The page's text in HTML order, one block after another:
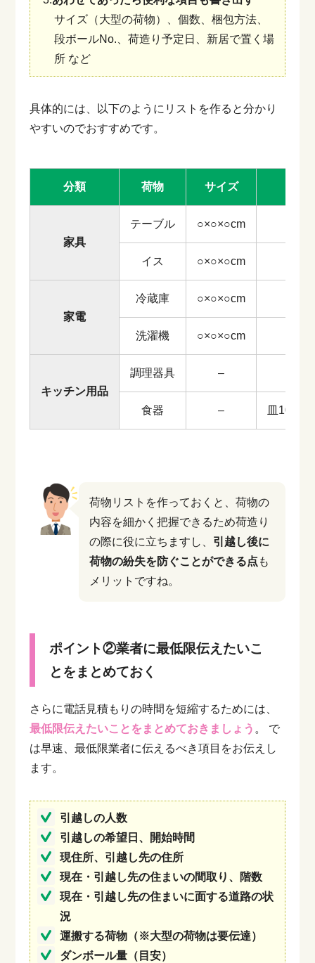
サイズ（大型の荷物）、個数、梱包方法、
段ボールNo.、荷造り予定日、新居で置く場
所 など
具体的には、以下のようにリストを作ると分かり
やすいのでおすすめです。
分類 荷物 サイズ
家具
テーブル ○×○×○cm
イス ○×○×○cm
家電
冷蔵庫 ○×○×○cm
洗濯機 ○×○×○cm
キッチン用品
調理器具 –
食器 – 皿10枚
荷物リストを作っておくと、荷物の
内容を細かく把握できるため荷造り
の際に役に立ちますし、 引越し後に
荷物の紛失を防ぐことができる点 も
メリットですね。
ポイント②業者に最低限伝えたいこ
とをまとめておく
さらに電話見積もりの時間を短縮するためには、
最低限伝えたいことをまとめておきましょう 。
で
は早速、最低限業者に伝えるべき項目をお伝えし
ます。
引越しの人数
引越しの希望日、開始時間
現住所、引越し先の住所
現在・引越し先の住まいの間取り、階数
現在・引越し先の住まいに面する道路の状
況
運搬する荷物（※大型の荷物は要伝達）
ダンボール量（目安）